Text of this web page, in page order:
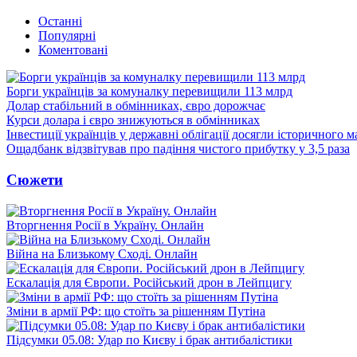
Останні
Популярні
Коментовані
Борги українців за комуналку перевищили 113 млрд
Долар стабільний в обмінниках, євро дорожчає
Курси долара і євро знижуються в обмінниках
Інвестиції українців у державні облігації досягли історичного
Ощадбанк відзвітував про падіння чистого прибутку у 3,5 раза
Сюжети
Вторгнення Росії в Україну. Онлайн
Війна на Близькому Сході. Онлайн
Ескалація для Європи. Російський дрон в Лейпцигу
Зміни в армії РФ: що стоїть за рішенням Путіна
Підсумки 05.08: Удар по Києву і брак антибалістики